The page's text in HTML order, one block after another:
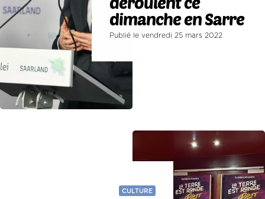
dimanche en Sarre
Publié le vendredi 25 mars 2022
CULTURE